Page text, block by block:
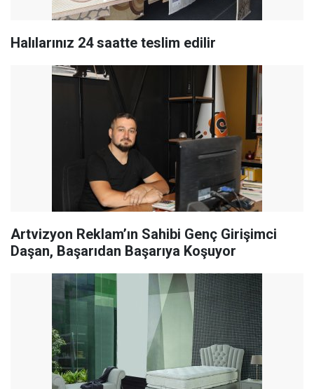
Halılarınız 24 saatte teslim edilir
Artvizyon Reklam’ın Sahibi Genç Girişimci
Daşan, Başarıdan Başarıya Koşuyor